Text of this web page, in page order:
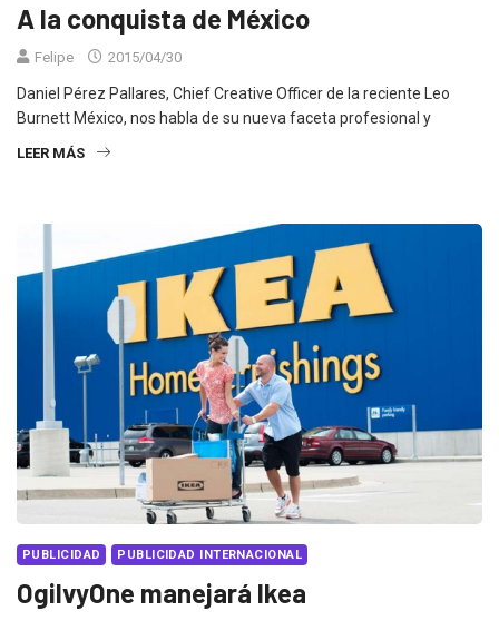
A la conquista de México
Felipe 2015/04/30
Daniel Pérez Pallares, Chief Creative Officer de la reciente Leo
Burnett México, nos habla de su nueva faceta profesional y
LEER MÁS
PUBLICIDAD PUBLICIDAD INTERNACIONAL
OgilvyOne manejará Ikea